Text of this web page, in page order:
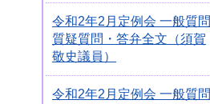
令和2年2月定例会 一般質問
質疑質問・答弁全文（須賀
敬史議員）
令和2年2月定例会 一般質問